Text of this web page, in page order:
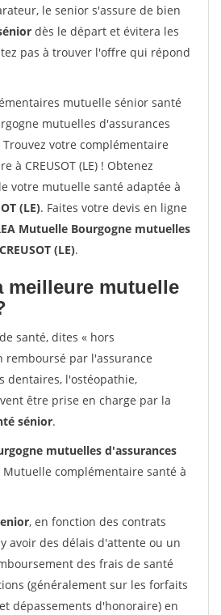
le senior s'assure de bien
dès le départ et évitera les
pas à trouver l'offre qui répond
mutuelle sénior santé
mutuelles d'assurances
Trouvez votre complémentaire
à CREUSOT (LE) ! Obtenez
votre mutuelle santé adaptée à
(LE). Faites votre devis en ligne
Mutuelle Bourgogne mutuelles
(LE).
meilleure mutuelle
santé, dites « hors
remboursé par l'assurance
dentaires, l'ostéopathie,
être prise en charge par la
sénior.
mutuelles d'assurances
Mutuelle complémentaire santé à
, en fonction des contrats
avoir des délais d'attente ou un
des frais de santé
(généralement sur les forfaits
dépassements d'honoraire) en